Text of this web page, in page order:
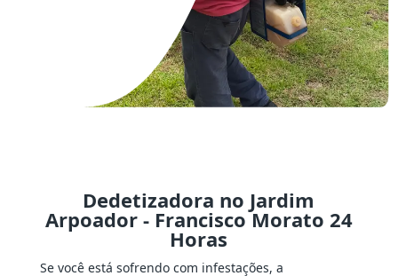
Dedetizadora no Jardim
Arpoador - Francisco Morato 24
Horas
Se você está sofrendo com infestações, a